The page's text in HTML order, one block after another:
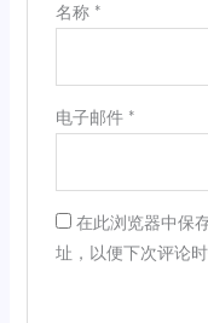
名称 *
电子邮件 *
在此浏览器中保
址，以便下次评论时